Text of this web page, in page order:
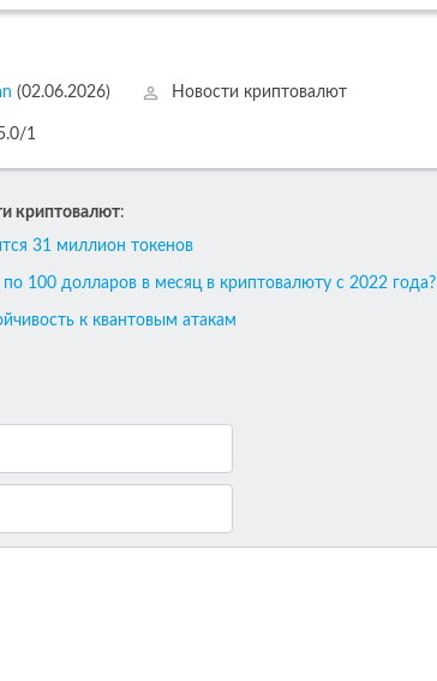
(02.06.2026) Новости криптовалют
/1
криптовалют:
31 миллион токенов
100 долларов в месяц в криптовалюту с 2022 года?
к квантовым атакам